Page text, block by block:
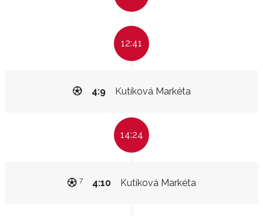
12:41
Kutíková Markéta
4:9
14:24
Kutíková Markéta
4:10
7